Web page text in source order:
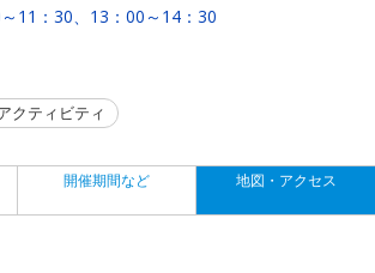
11：30、13：00～14：30
クティビティ
開催期間など 地図・アクセス